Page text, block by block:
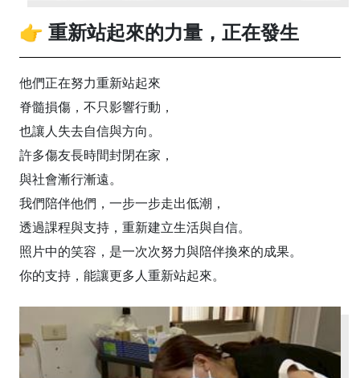
👉 重新站起來的力量，正在發生
他們正在努力重新站起來
脊髓損傷，不只影響行動，
也讓人失去自信與方向。
許多傷友長時間封閉在家，
與社會漸行漸遠。
我們陪伴他們，一步一步走出低潮，
透過課程與支持，重新建立生活與自信。
照片中的笑容，是一次次努力與陪伴換來的成果。
你的支持，能讓更多人重新站起來。